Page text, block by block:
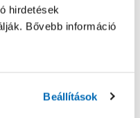
hirdetések
Bővebb információ
Beállítások